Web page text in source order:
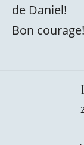
de Daniel!
Bon courage!